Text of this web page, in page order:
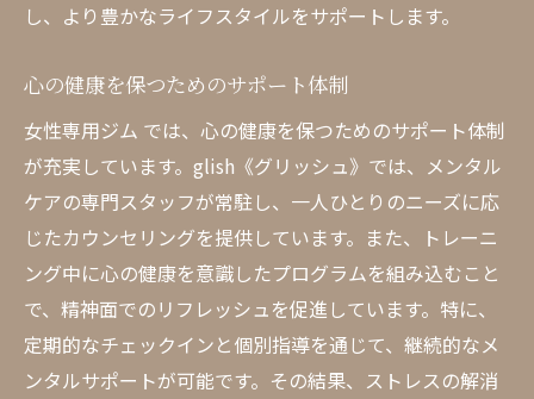
し、より豊かなライフスタイルをサポートします。
心の健康を保つためのサポート体制
女性専用ジム では、心の健康を保つためのサポート体制
が充実しています。glish《グリッシュ》では、メンタル
ケアの専門スタッフが常駐し、一人ひとりのニーズに応
じたカウンセリングを提供しています。また、トレーニ
ング中に心の健康を意識したプログラムを組み込むこと
で、精神面でのリフレッシュを促進しています。特に、
定期的なチェックインと個別指導を通じて、継続的なメ
ンタルサポートが可能です。その結果、ストレスの解消